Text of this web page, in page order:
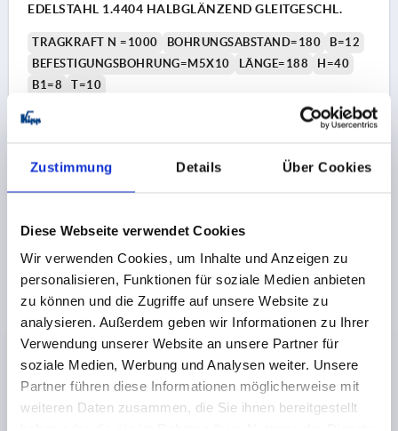
Zustimmung Details Über Cookies
Diese Webseite verwendet Cookies
Wir verwenden Cookies, um Inhalte und Anzeigen zu
personalisieren, Funktionen für soziale Medien anbieten
zu können und die Zugriffe auf unsere Website zu
analysieren. Außerdem geben wir Informationen zu Ihrer
Verwendung unserer Website an unsere Partner für
soziale Medien, Werbung und Analysen weiter. Unsere
Partner führen diese Informationen möglicherweise mit
weiteren Daten zusammen, die Sie ihnen bereitgestellt
EDELSTAHL 1.4404 HALBGLÄNZEND GLEITGESCHL.
TRAGKRAFT N =1000 BOHRUNGSABSTAND=180
B=12
BEFESTIGUNGSBOHRUNG=M5X10
LÄNGE=188
H=40
B1=8
T=10
Bestellnummer:
zzgl. MwSt.
DETAILS
K0208
BÜGELGRIFF, A=200, L=208, D=M05x10, H=40,
EDELSTAHL 1.4404 HALBGLÄNZEND GLEITGESCHL.